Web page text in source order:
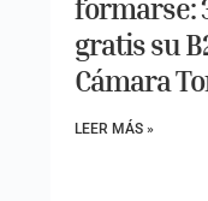
formarse:
gratis su
Cámara
LEER MÁS »